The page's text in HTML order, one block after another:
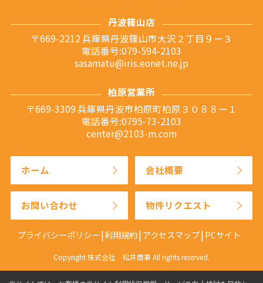
丹波篠山店
〒669-2212 兵庫県丹波篠山市大沢２丁目９ー３
電話番号:079-594-2103
sasamatu@iris.eonet.ne.jp
柏原営業所
〒669-3309 兵庫県丹波市柏原町柏原３０８８ー１
電話番号:0795-73-2103
center@2103-m.com
ホーム 会社概要
お問い合わせ 物件リクエスト
プライバシーポリシー 利用規約 アクセスマップ PCサイト
Copyright 株式会社 松井商事 All rights reserved.